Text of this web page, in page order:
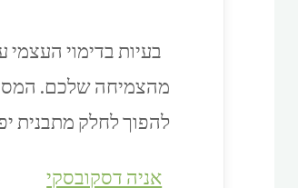
בעיות בדימוי
מהצמיחה שלכם. המסע
להפוך לחלק מתבנית
אניה דסקובסקי